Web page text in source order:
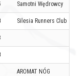
Samotni Wędrowcy
Silesia Runners Club
AROMAT NÓG